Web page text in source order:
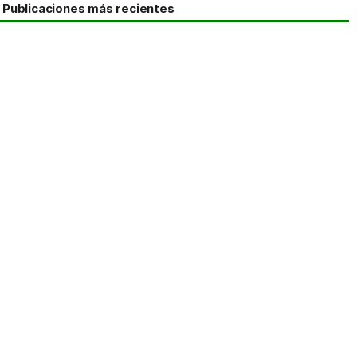
Publicaciones más recientes